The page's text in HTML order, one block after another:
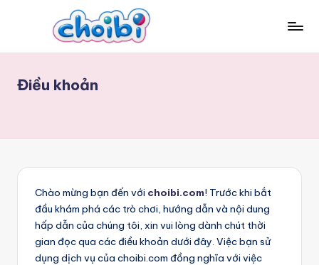
c
h
i.
c
o
m
Điều khoản
Chào mừng bạn đến với choibi.com! Trước khi bắt
đầu khám phá các trò chơi, hướng dẫn và nội dung
hấp dẫn của chúng tôi, xin vui lòng dành chút thời
gian đọc qua các điều khoản dưới đây. Việc bạn sử
dụng dịch vụ của choibi.com đồng nghĩa với việc